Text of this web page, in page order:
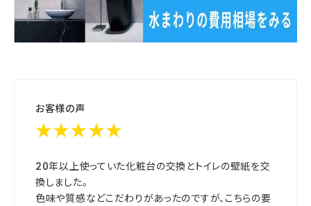
お客様の声
★★★★★
20年以上使っていた化粧台の交換とトイレの壁紙を交
換しました。
色味や質感などこだわりがあったのですが、こちらの要